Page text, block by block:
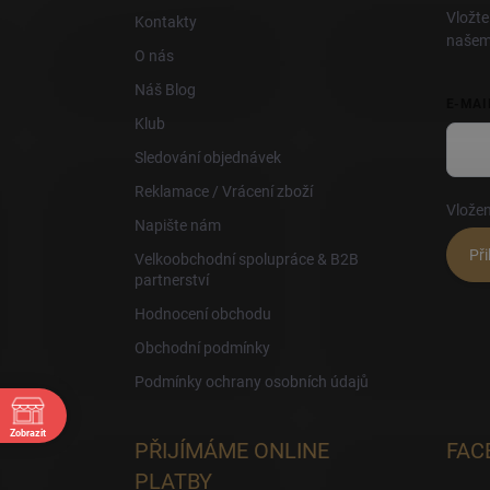
Kontakty
O nás
Náš Blog
Klub
Sledování objednávek
Reklamace / Vrácení zboží
Napište nám
Velkoobchodní spolupráce & B2B
partnerství
Hodnocení obchodu
Obchodní podmínky
Podmínky ochrany osobních údajů
PŘIJÍMÁME ONLINE
PLATBY
Zobrazit